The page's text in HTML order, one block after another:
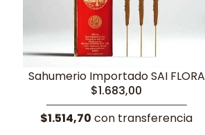
Sahumerio Importado SAI FLORA
$1.683,00
$1.514,70 con transferencia